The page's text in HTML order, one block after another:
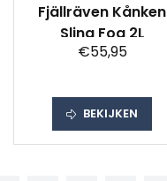
Fjällräven Kånken
Sling Fog 2L
€55,95
BEKIJKEN